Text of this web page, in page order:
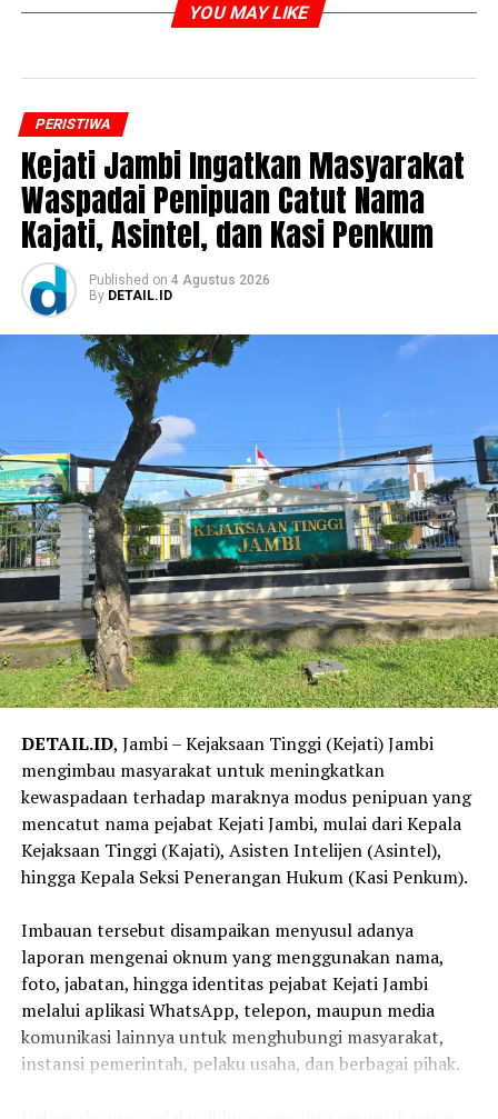
YOU MAY LIKE
PERISTIWA
‎Kejati Jambi Ingatkan Masyarakat
Waspadai Penipuan Catut Nama
Kajati, Asintel, dan Kasi Penkum
Published on 4 Agustus 2026
By DETAIL.ID
DETAIL.ID, Jambi – Kejaksaan Tinggi (Kejati) Jambi
mengimbau masyarakat untuk meningkatkan
kewaspadaan terhadap maraknya modus penipuan yang
mencatut nama pejabat Kejati Jambi, mulai dari Kepala
Kejaksaan Tinggi (Kajati), Asisten Intelijen (Asintel),
hingga Kepala Seksi Penerangan Hukum (Kasi Penkum).
‎Imbauan tersebut disampaikan menyusul adanya
laporan mengenai oknum yang menggunakan nama,
foto, jabatan, hingga identitas pejabat Kejati Jambi
melalui aplikasi WhatsApp, telepon, maupun media
komunikasi lainnya untuk menghubungi masyarakat,
instansi pemerintah, pelaku usaha, dan berbagai pihak.